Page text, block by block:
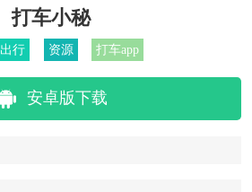
打车小秘
出行 资源 打车app
安卓版下载